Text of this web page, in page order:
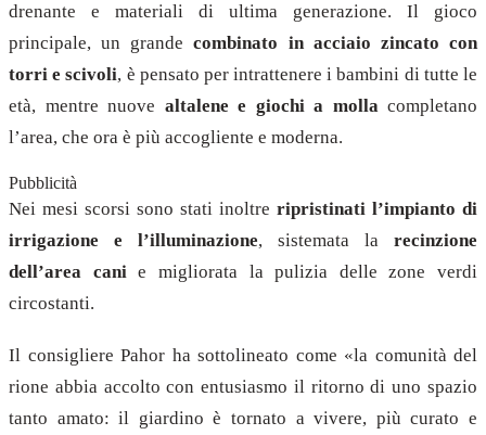
drenante e materiali di ultima generazione. Il gioco
principale, un grandecombinato in acciaio zincato con
torri e scivoli, è pensato per intrattenere i bambini di tutte le
età, mentre nuove altalene e giochi a mollacompletano
l’area, che ora è più accogliente e moderna.
Pubblicità
Nei mesi scorsi sono stati inoltre ripristinati l’impianto di
irrigazione e l’illuminazione, sistemata la recinzione
dell’area canie migliorata la pulizia delle zone verdi
circostanti.
Il consigliere Pahor ha sottolineato come «la comunità del
rione abbia accolto con entusiasmo il ritorno di uno spazio
tanto amato: il giardino è tornato a vivere, più curato e